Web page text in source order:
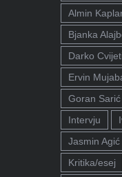
Almin
Bjanka
Darko
Ervin
Goran Sarić
Intervju
Jasmin Agić
Kritika/esej